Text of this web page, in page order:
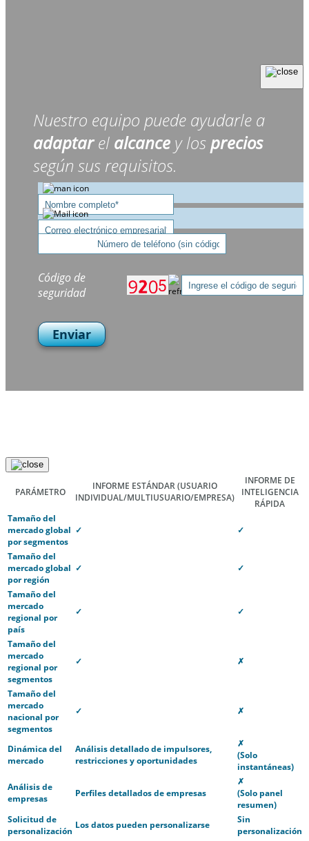
Nuestro equipo puede ayudarle a
adaptarel alcance y losprecios
según sus requisitos.
Código de
seguridad
Enviar
PARÁMETRO
INFORME ESTÁNDAR(USUARIO
INDIVIDUAL/MULTIUSUARIO/EMPRESA)
INFORME DE
INTELIGENCIA
RÁPIDA
Tamaño del
mercado global
por segmentos
✓ ✓
Tamaño del
mercado global
por región
✓ ✓
Tamaño del
mercado
regional por
país
✓ ✓
Tamaño del
mercado
regional por
segmentos
✓ ✗
Tamaño del
mercado
nacional por
segmentos
✓ ✗
Dinámica del
mercado
Análisis detallado de impulsores,
restricciones y oportunidades
✗
(Solo
instantáneas)
Análisis de
empresas
Perfiles detallados de empresas
✗
(Solo panel
resumen)
Solicitud de
personalización
Los datos pueden personalizarse
Sin
personalización